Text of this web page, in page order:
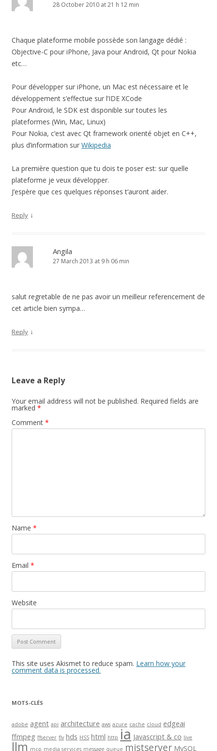
28 October 2010 at 21 h 12 min
Chaque plateforme mobile possède son langage dédié :
Objective-C pour iPhone, Java pour Android, Qt pour Nokia
etc…
Pour développer sur iPhone, un Mac est nécessaire et le
développement s’effectue sur l’IDE XCode
Pour Android, le SDK est disponible sur toutes les
plateformes (Win, Mac, Linux)
Pour Nokia, c’est avec Qt framework orienté objet en C++,
plus d’information sur Wikipedia
La première question que tu dois te poser est: sur quelle
plateforme je veux développer.
J’espère que ces quelques réponses t’auront aider.
Reply ↓
Angila
27 March 2013 at 9 h 06 min
salut regretable de ne pas avoir un meilleur referencement de
cet article bien sympa…
Reply ↓
Leave a Reply
Your email address will not be published. Required fields are
marked *
Comment *
Name *
Email *
Website
This site uses Akismet to reduce spam. Learn how your
comment data is processed.
MOTS-CLÉS
adobe agent api architecture aws azure cache cloud edgeai
ffmpeg ffserver flv hds HSS html http ia Javascript & co live
llm mcp media services message queue mistserver MySQL